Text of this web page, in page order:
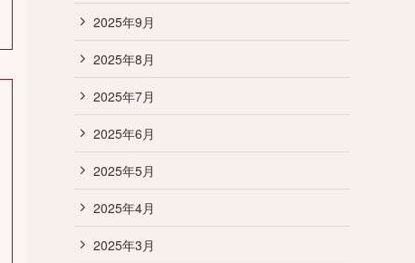
2025年9月
2025年8月
2025年7月
2025年6月
2025年5月
2025年4月
2025年3月